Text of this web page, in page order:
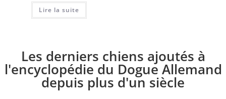
Lire la suite
Les derniers chiens ajoutés à
l'encyclopédie du Dogue Allemand
depuis plus d'un siècle